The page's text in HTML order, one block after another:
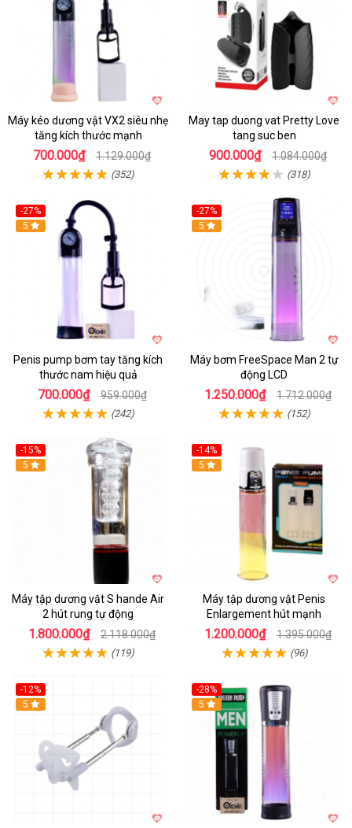
Máy kéo dương vật VX2 siêu nhẹ
tăng kích thước mạnh
700.000₫ 1.129.000₫
(352)
May tap duong vat Pretty Love
tang suc ben
900.000₫ 1.084.000₫
(318)
-27%
Hot
5
Penis pump bơm tay tăng kích
thước nam hiệu quả
700.000₫ 959.000₫
(242)
-27%
Hot
5
Máy bơm FreeSpace Man 2 tự
động LCD
1.250.000₫ 1.712.000₫
(152)
-15%
Hot
5
Máy tập dương vật S hande Air
2 hút rung tự động
1.800.000₫ 2.118.000₫
(119)
-14%
Hot
5
Máy tập dương vật Penis
Enlargement hút mạnh
1.200.000₫ 1.395.000₫
(96)
-12%
Hot
5
-28%
Hot
5